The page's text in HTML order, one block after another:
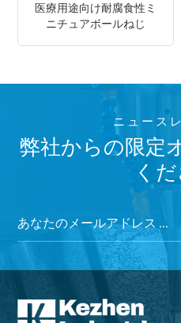
医療用途向け耐腐食性ミ
ニチュアボールねじ
ニュース
弊社からの限定
く